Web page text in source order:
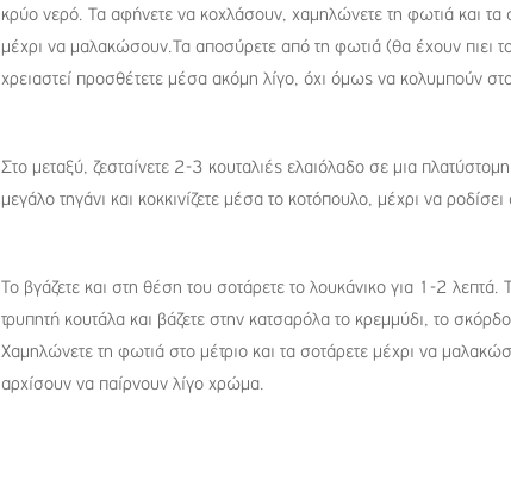
κρύο νερό. Τα αφήνετε να κοχλάσουν, χαμηλώνετε τη φωτιά και τα
μέχρι να μαλακώσουν.Τα αποσύρετε από τη φωτιά (θα έχουν πιει
χρειαστεί προσθέτετε μέσα ακόμη λίγο, όχι όμως να κολυμπούν
Στο μεταξύ, ζεσταίνετε 2-3 κουταλιές ελαιόλαδο σε μια
μεγάλο τηγάνι και κοκκινίζετε μέσα το κοτόπουλο, μέχρι να ροδίσει
Το βγάζετε και στη θέση του σοτάρετε το λουκάνικο για 1-2 λεπτά.
τρυπητή κουτάλα και βάζετε στην κατσαρόλα το κρεμμύδι, το
Χαμηλώνετε τη φωτιά στο μέτριο και τα σοτάρετε μέχρι να
αρχίσουν να παίρνουν λίγο χρώμα.